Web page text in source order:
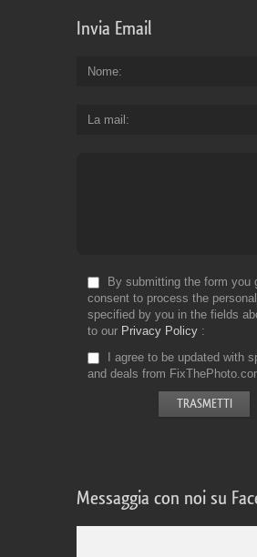
Invia Email
Nome
La mail
By submitting the form you
consent to process the
specified by you in the fields
to our Privacy Policy
I agree to be updated with
and deals from
Messaggia con noi su